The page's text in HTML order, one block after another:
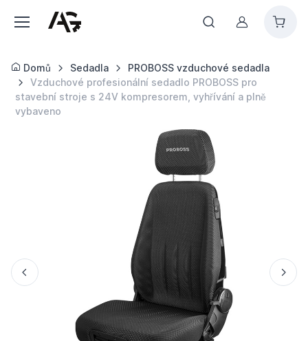
Můj účet
Domů Sedadla
PROBOSS vzduchové sedadla
Vzduchové profesionální sedadlo PROBOSS pro
stavební stroje s 24V kompresorem, vyhřívání a plně
vybaveno